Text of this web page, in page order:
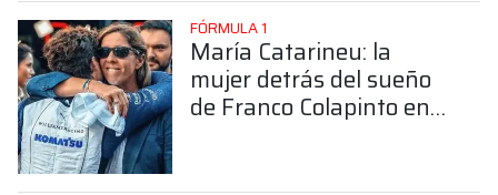
FÓRMULA 1
María Catarineu: la
mujer detrás del sueño
de Franco Colapinto en